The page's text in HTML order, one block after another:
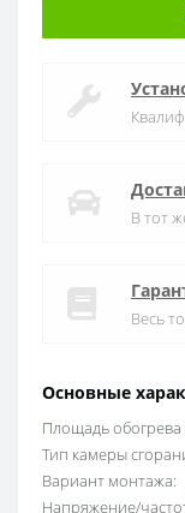
Основные
Площадь обогрева
Тип камеры
Вариант монтажа:
Напряжение/
В тот
Весь